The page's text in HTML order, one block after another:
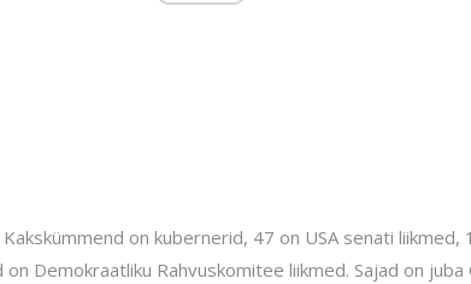
on kubernerid, 47 on USA senati liikmed,
Demokraatliku Rahvuskomitee liikmed. Sajad on juba